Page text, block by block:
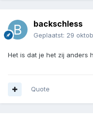
backschless
Geplaatst: 29
Het is dat je het zij anders
Quote